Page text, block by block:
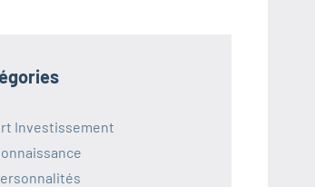
Investissement